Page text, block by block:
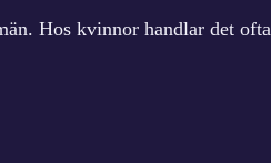
Hos kvinnor handlar det